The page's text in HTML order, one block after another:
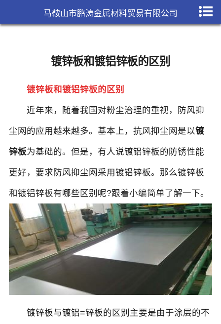
马鞍山市鹏涛金属材料贸易有限公司
镀锌板和镀铝锌板的区别
镀锌板和镀铝锌板的区别
近年来，随着我国对粉尘治理的重视，防风抑
尘网的应用越来越多。基本上，抗风抑尘网是以镀
锌板为基础的。但是，有人说镀铝锌板的防锈性能
更好，要求防风抑尘网采用镀铝锌板。那么镀锌板
和镀铝锌板有哪些区别呢?跟着小编简单了解一下。
镀锌板与镀铝=锌板的区别主要是由于涂层的不